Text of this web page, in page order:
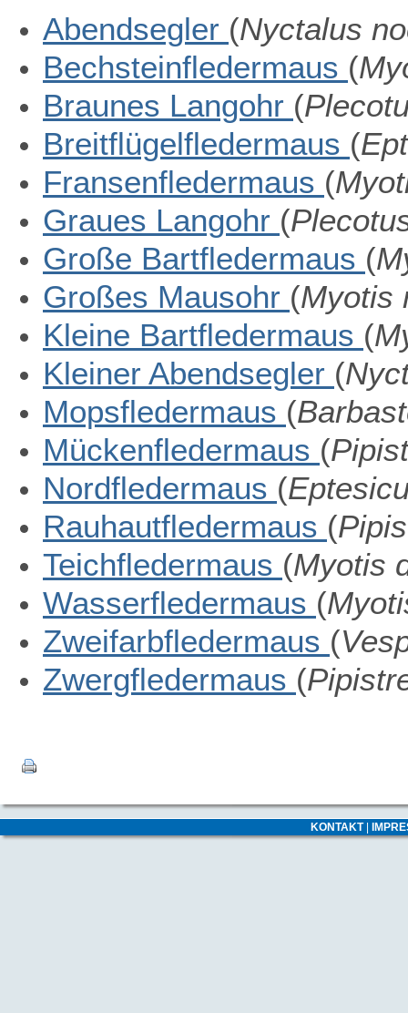
Abendsegler (Nyctalus
Bechsteinfledermaus (
Braunes Langohr (
Breitflügelfledermaus (
Fransenfledermaus (
Graues Langohr (
Große Bartfledermaus (
Großes Mausohr (Myotis
Kleine Bartfledermaus (
Kleiner Abendsegler (
Mopsfledermaus (
Mückenfledermaus (
Nordfledermaus (
Rauhautfledermaus (
Teichfledermaus (Myotis
Wasserfledermaus (
Zweifarbfledermaus (
Zwergfledermaus (
KONTAKT|